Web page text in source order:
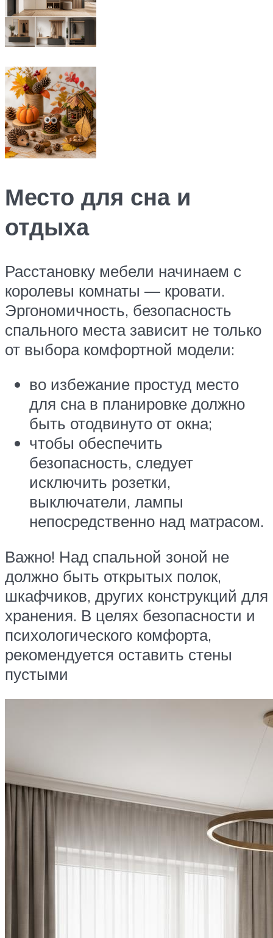
Место для сна и
отдыха
Расстановку мебели начинаем с
королевы комнаты — кровати.
Эргономичность, безопасность
спального места зависит не только
от выбора комфортной модели:
во избежание простуд место
для сна в планировке должно
быть отодвинуто от окна;
чтобы обеспечить
безопасность, следует
исключить розетки,
выключатели, лампы
непосредственно над матрасом.
Важно! Над спальной зоной не
должно быть открытых полок,
шкафчиков, других конструкций для
хранения. В целях безопасности и
психологического комфорта,
рекомендуется оставить стены
пустыми